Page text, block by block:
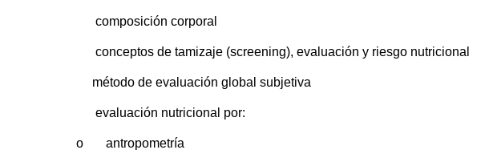
composición corporal
conceptos de tamizaje (screening), evaluación y riesgo nutricional
método de evaluación global subjetiva
evaluación nutricional por:
o antropometría